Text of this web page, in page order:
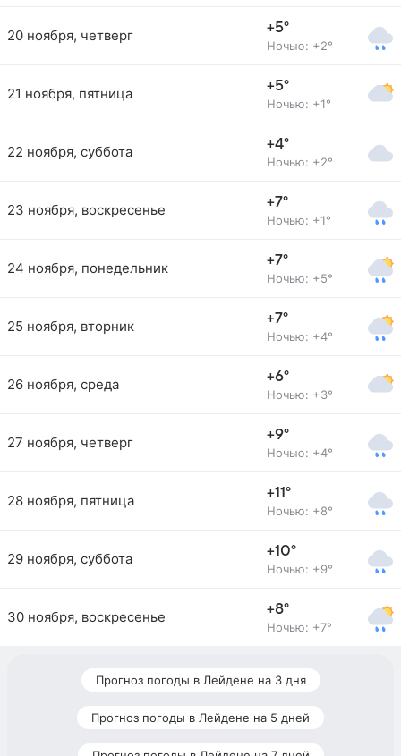
20 ноября, четверг +5°
Ночью: +2°
21 ноября, пятница +5°
Ночью: +1°
22 ноября, суббота +4°
Ночью: +2°
23 ноября, воскресенье +7°
Ночью: +1°
24 ноября, понедельник +7°
Ночью: +5°
25 ноября, вторник +7°
Ночью: +4°
26 ноября, среда +6°
Ночью: +3°
27 ноября, четверг +9°
Ночью: +4°
28 ноября, пятница +11°
Ночью: +8°
29 ноября, суббота +10°
Ночью: +9°
30 ноября, воскресенье +8°
Ночью: +7°
Прогноз погоды в Лейдене на 3 дня
Прогноз погоды в Лейдене на 5 дней